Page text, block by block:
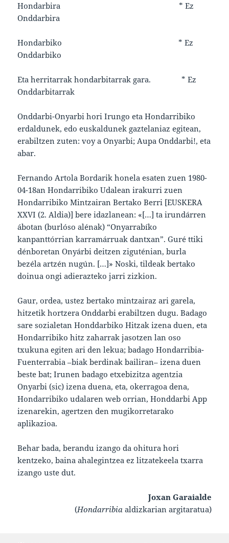
Hondarbira * Ez
Onddarbira
Hondarbiko * Ez
Onddarbiko
Eta herritarrak hondarbitarrak gara. * Ez
Onddarbitarrak
Onddarbi-Onyarbi hori Irungo eta Hondarribiko
erdaldunek, edo euskaldunek gaztelaniaz egitean,
erabiltzen zuten: voy a Onyarbi; Aupa Onddarbi!, eta
abar.
Fernando Artola Bordarik honela esaten zuen 1980-
04-18an Hondarribiko Udalean irakurri zuen
Hondarribiko Mintzairan Bertako Berri [EUSKERA
XXVI (2. Aldia)] bere idazlanean: «[…] ta irundárren
ábotan (burlóso alénak) “Onyarrabíko
kanpanttórrian karramárruak dantxan”. Guré ttiki
dénboretan Onyárbi deitzen ziguténian, burla
bezéla artzén nugún. […]» Noski, tildeak bertako
doinua ongi adierazteko jarri zizkion.
Gaur, ordea, ustez bertako mintzairaz ari garela,
hitzetik hortzera Onddarbi erabiltzen dugu. Badago
sare sozialetan Honddarbiko Hitzak izena duen, eta
Hondarribiko hitz zaharrak jasotzen lan oso
txukuna egiten ari den lekua; badago Hondarribia-
Fuenterrabia –biak berdinak bailiran– izena duen
beste bat; Irunen badago etxebizitza agentzia
Onyarbi (sic) izena duena, eta, okerragoa dena,
Hondarribiko udalaren web orrian, Honddarbi App
izenarekin, agertzen den mugikorretarako
aplikazioa.
Behar bada, berandu izango da ohitura hori
kentzeko, baina ahalegintzea ez litzatekeela txarra
izango uste dut.
Joxan Garaialde
(Hondarribiaaldizkarian argitaratua)